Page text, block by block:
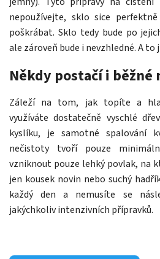
nepoužívejte, sklo sice
poškrábat. Sklo tedy bude po
ale zároveň bude i nevzhledné. A to
Někdy postačí i běžné
Záleží na tom, jak topíte a
využíváte dostatečně vyschlé
kyslíku, je samotné spalování
nečistoty tvoří pouze
vzniknout pouze lehký povlak, na
jen kousek novin nebo suchý
každý den a nemusíte se
jakýchkoliv intenzivních přípravků.